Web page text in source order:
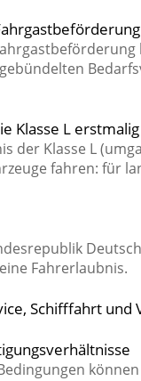
Klasse L
der Klasse L
fahren: für
Fahrerlaubnis.
Schifffahrt